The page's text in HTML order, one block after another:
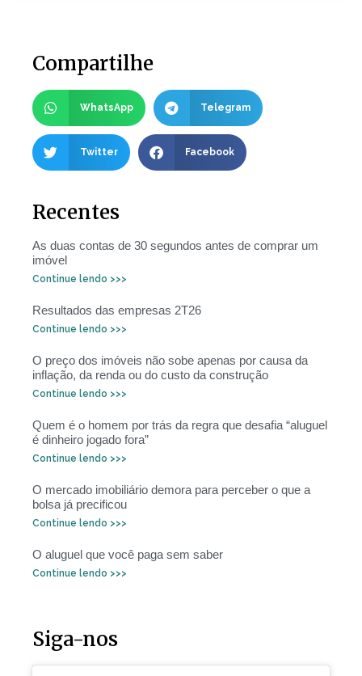
Compartilhe
WhatsApp Telegram
Twitter Facebook
Recentes
As duas contas de 30 segundos antes de comprar um
imóvel
Continue lendo >>>
Resultados das empresas 2T26
Continue lendo >>>
O preço dos imóveis não sobe apenas por causa da
inflação, da renda ou do custo da construção
Continue lendo >>>
Quem é o homem por trás da regra que desafia “aluguel
é dinheiro jogado fora”
Continue lendo >>>
O mercado imobiliário demora para perceber o que a
bolsa já precificou
Continue lendo >>>
O aluguel que você paga sem saber
Continue lendo >>>
Siga-nos